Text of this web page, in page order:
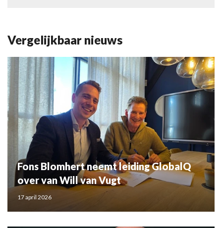
Vergelijkbaar nieuws
Fons Blomhert neemt leiding GlobalQ
over van Will van Vugt
17 april 2026